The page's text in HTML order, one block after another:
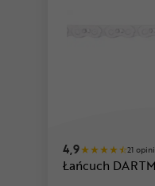
4,9 21
Łańcuch